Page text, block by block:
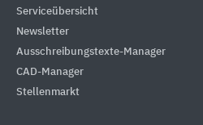
Serviceübersicht
Newsletter
Ausschreibungstexte-Manager
CAD-Manager
Stellenmarkt